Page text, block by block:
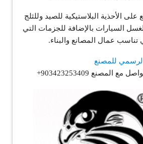
الأحذية البلاستيكية للصيد وللثلج
السيارات بالإضافة للجزمات التي
تناسب عمال المصانع والبناء.
للمصنع
المصنع 903423253409+